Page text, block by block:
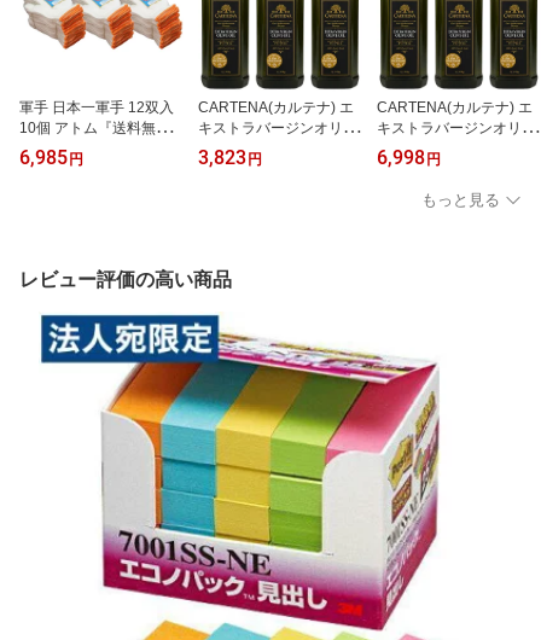
軍手 日本一軍手 12双入
10個 アトム『送料無料
（一部地域除く）』
6,985円
CARTENA(カルテナ) エ
キストラバージンオリー
ブオイル 1L 3本『送料無
料（一部地域除く）』
3,823円
CARTENA(カルテナ) エ
キストラバージンオリー
ブオイル 1L 6本『送料無
料（一部地域除く）』
6,998円
もっと見る
レビュー評価の高い商品